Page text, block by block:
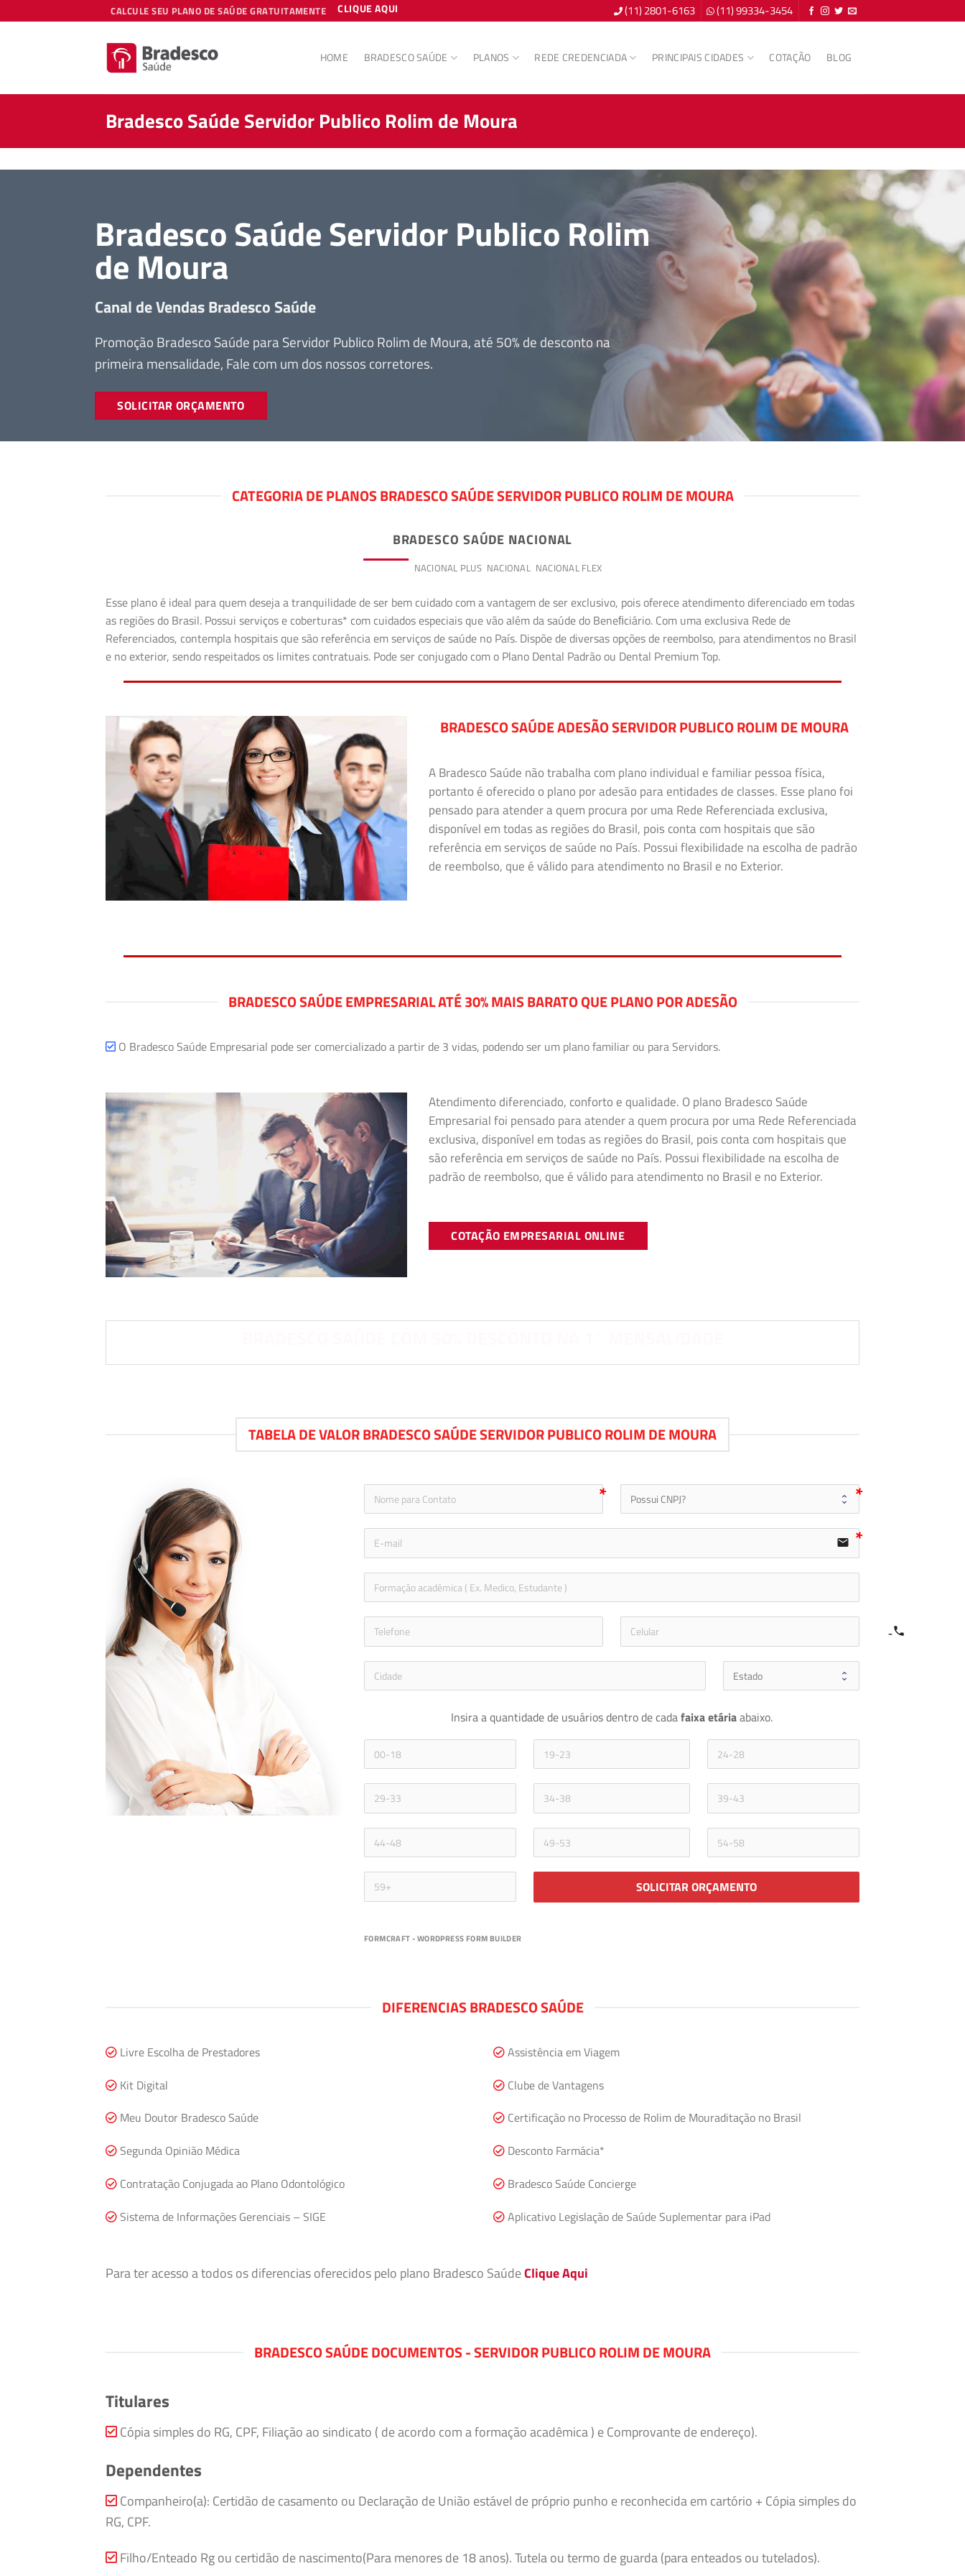
to
CALCULE SEU PLANO DE SAÚDE GRATUITAMENTE CLIQUE AQUI (11) 2801-6163 (11) 99334-3454
HOME BRADESCO SAÚDE PLANOS REDE CREDENCIADA PRINCIPAIS CIDADES COTAÇÃO BLOG
Bradesco Saúde Servidor Publico Rolim de Moura
Bradesco Saúde Servidor Publico Rolim
de Moura
Canal de Vendas Bradesco Saúde
Promoção Bradesco Saúde para Servidor Publico Rolim de Moura, até 50% de desconto na
primeira mensalidade, Fale com um dos nossos corretores.
SOLICITAR ORÇAMENTO
CATEGORIA DE PLANOS BRADESCO SAÚDE SERVIDOR PUBLICO ROLIM DE MOURA
BRADESCO SAÚDE NACIONAL
NACIONAL PLUS NACIONAL NACIONAL FLEX
Esse plano é ideal para quem deseja a tranquilidade de ser bem cuidado com a vantagem de ser exclusivo, pois oferece atendimento diferenciado em todas
as regiões do Brasil. Possui serviços e coberturas* com cuidados especiais que vão além da saúde do Beneﬁciário. Com uma exclusiva Rede de
Referenciados, contempla hospitais que são referência em serviços de saúde no País. Dispõe de diversas opções de reembolso, para atendimentos no Brasil
e no exterior, sendo respeitados os limites contratuais. Pode ser conjugado com o Plano Dental Padrão ou Dental Premium Top.
BRADESCO SAÚDE ADESÃO SERVIDOR PUBLICO ROLIM DE MOURA
A Bradesco Saúde não trabalha com plano individual e familiar pessoa física,
portanto é oferecido o plano por adesão para entidades de classes. Esse plano foi
pensado para atender a quem procura por uma Rede Referenciada exclusiva,
disponível em todas as regiões do Brasil, pois conta com hospitais que são
referência em serviços de saúde no País. Possui flexibilidade na escolha de padrão
de reembolso, que é válido para atendimento no Brasil e no Exterior.
BRADESCO SAÚDE EMPRESARIAL ATÉ 30% MAIS BARATO QUE PLANO POR ADESÃO
O Bradesco Saúde Empresarial pode ser comercializado a partir de 3 vidas, podendo ser um plano familiar ou para Servidors.
Atendimento diferenciado, conforto e qualidade. O plano Bradesco Saúde
Empresarial foi pensado para atender a quem procura por uma Rede Referenciada
exclusiva, disponível em todas as regiões do Brasil, pois conta com hospitais que
são referência em serviços de saúde no País. Possui flexibilidade na escolha de
padrão de reembolso, que é válido para atendimento no Brasil e no Exterior.
COTAÇÃO EMPRESARIAL ONLINE
TABELA DE VALOR BRADESCO SAÚDE SERVIDOR PUBLICO ROLIM DE MOURA
icon-user
email
icon-phone icon-phone
Insira a quantidade de usuários dentro de cada faixa etária abaixo.
SOLICITAR ORÇAMENTO
FORMCRAFT - WORDPRESS FORM BUILDER
DIFERENCIAS BRADESCO SAÚDE
Livre Escolha de Prestadores
Kit Digital
Meu Doutor Bradesco Saúde
Segunda Opinião Médica
Contratação Conjugada ao Plano Odontológico
Sistema de Informações Gerenciais – SIGE
Assistência em Viagem
Clube de Vantagens
Certificação no Processo de Rolim de Mouraditação no Brasil
Desconto Farmácia*
Bradesco Saúde Concierge
Aplicativo Legislação de Saúde Suplementar para iPad
Para ter acesso a todos os diferencias oferecidos pelo plano Bradesco SaúdeClique Aqui
BRADESCO SAÚDE DOCUMENTOS - SERVIDOR PUBLICO ROLIM DE MOURA
Titulares
Cópia simples do RG, CPF, Filiação ao sindicato ( de acordo com a formação acadêmica ) e Comprovante de endereço).
Dependentes
Companheiro(a): Certidão de casamento ou Declaração de União estável de próprio punho e reconhecida em cartório + Cópia simples do
RG, CPF.
Filho/Enteado Rg ou certidão de nascimento(Para menores de 18 anos). Tutela ou termo de guarda (para enteados ou tutelados).